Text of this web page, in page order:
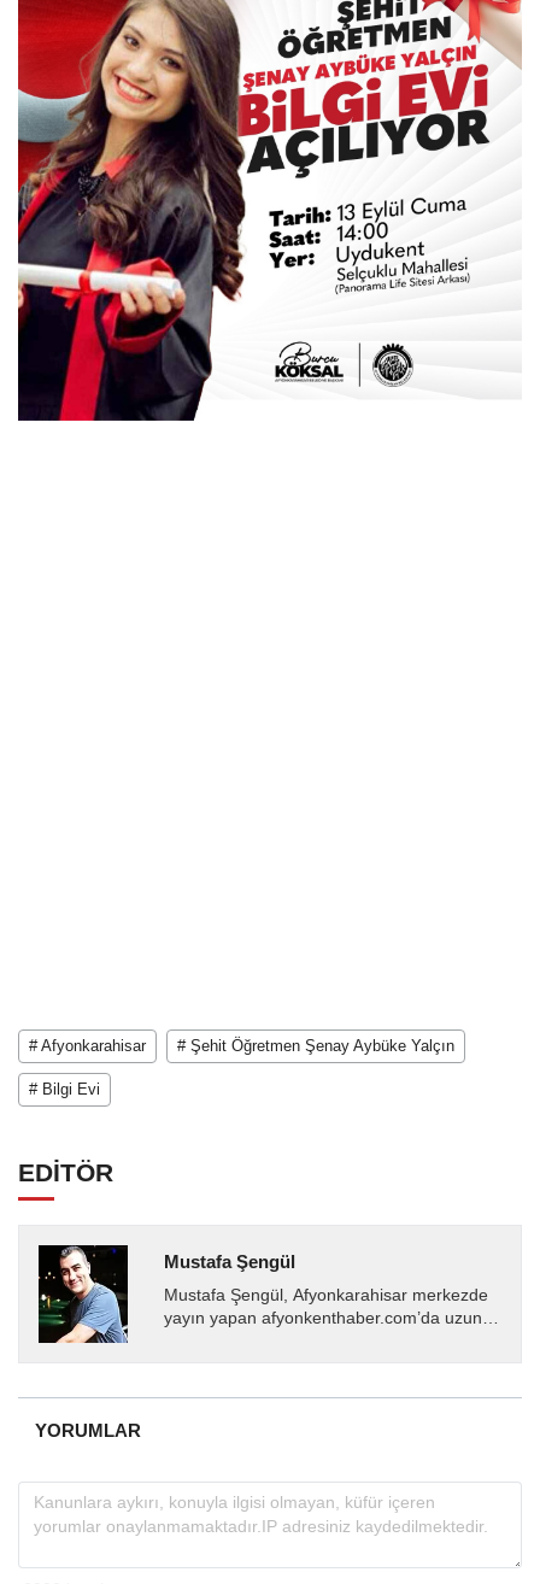
# Afyonkarahisar # Şehit Öğretmen Şenay Aybüke Yalçın
# Bilgi Evi
EDİTÖR
Mustafa Şengül
Mustafa Şengül, Afyonkarahisar merkezde
yayın yapan afyonkenthaber.com’da uzun
almakta, haber akışı...
YORUMLAR